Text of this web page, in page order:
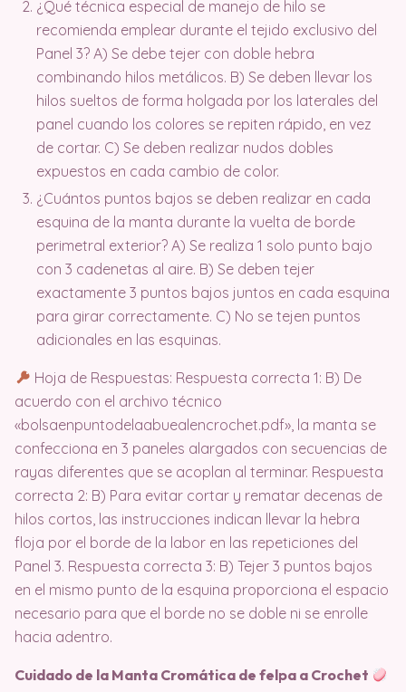
¿Qué técnica especial de manejo de hilo se
recomienda emplear durante el tejido exclusivo del
Panel 3? A) Se debe tejer con doble hebra
combinando hilos metálicos. B) Se deben llevar los
hilos sueltos de forma holgada por los laterales del
panel cuando los colores se repiten rápido, en vez
de cortar. C) Se deben realizar nudos dobles
expuestos en cada cambio de color.
¿Cuántos puntos bajos se deben realizar en cada
esquina de la manta durante la vuelta de borde
perimetral exterior? A) Se realiza 1 solo punto bajo
con 3 cadenetas al aire. B) Se deben tejer
exactamente 3 puntos bajos juntos en cada esquina
para girar correctamente. C) No se tejen puntos
adicionales en las esquinas.
Hoja de Respuestas: Respuesta correcta 1: B) De
acuerdo con el archivo técnico
«bolsaenpuntodelaabuealencrochet.pdf», la manta se
confecciona en 3 paneles alargados con secuencias de
rayas diferentes que se acoplan al terminar. Respuesta
correcta 2: B) Para evitar cortar y rematar decenas de
hilos cortos, las instrucciones indican llevar la hebra
floja por el borde de la labor en las repeticiones del
Panel 3. Respuesta correcta 3: B) Tejer 3 puntos bajos
en el mismo punto de la esquina proporciona el espacio
necesario para que el borde no se doble ni se enrolle
hacia adentro.
Cuidado de la Manta Cromática de felpa a Crochet